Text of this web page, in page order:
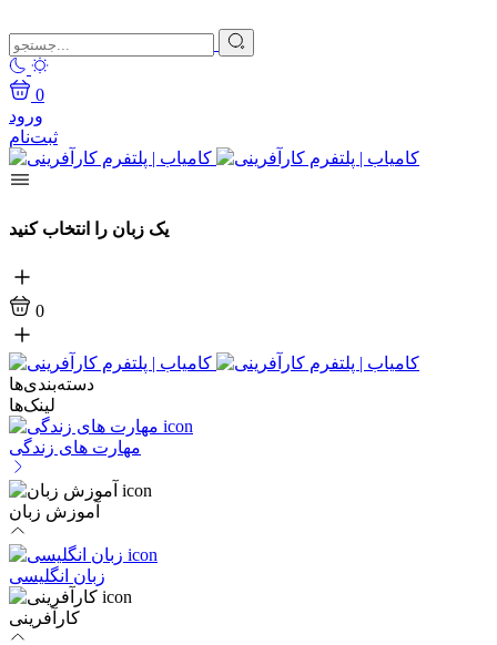
0
ورود
ثبت‌نام
یک زبان را انتخاب کنید
0
دسته‌بندی‌ها
لینک‌ها
مهارت های زندگی
آموزش زبان
زبان انگلیسی
کارآفرینی